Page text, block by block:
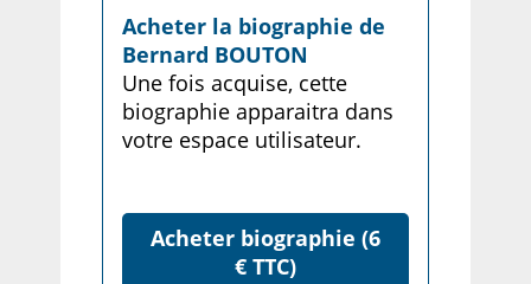
Acheter la biographie de
Bernard BOUTON
Une fois acquise, cette
biographie apparaitra dans
votre espace utilisateur.
Acheter biographie (6
€ TTC)